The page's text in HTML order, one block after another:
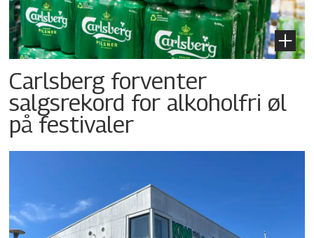
Carlsberg forventer
salgsrekord for alkoholfri øl
på festivaler